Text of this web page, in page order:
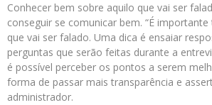
Conhecer bem sobre aquilo que vai ser
conseguir se comunicar bem. “É
que vai ser falado. Uma dica é ensaiar
perguntas que serão feitas durante a
é possível perceber os pontos a serem
forma de passar mais transparência e
administrador.